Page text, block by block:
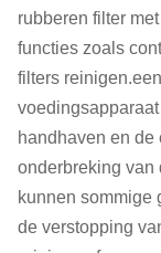
rubberen filter
functies zoals
filters
handhaven en
onderbreking van
kunnen sommige
de verstopping